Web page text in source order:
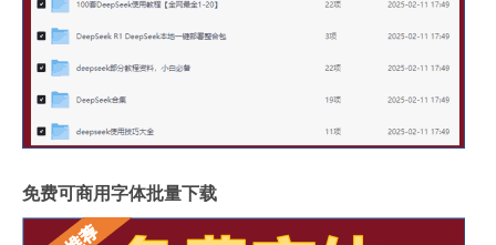
免费可商用字体批量下载